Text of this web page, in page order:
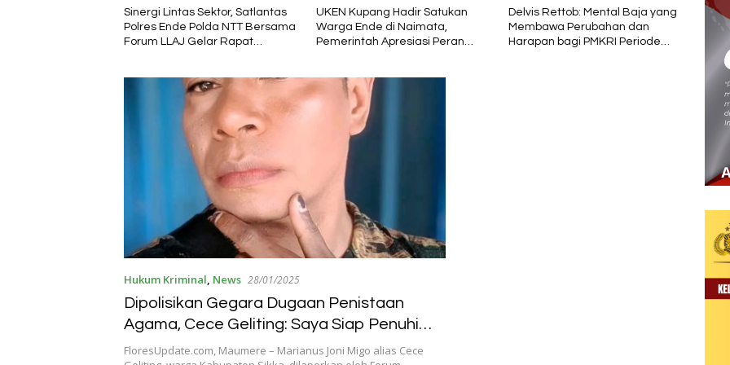
UKEN Kupang Hadir Satukan
Warga Ende di Naimata,
Pemerintah Apresiasi Peran
Delvis Rettob: Mental Baja yang
Membawa Perubahan dan
Harapan bagi PMKRI Periode
PT Sokoria Geothermal
Indonesia Perkuat Kolaborasi
dengan Masyarakat di
Hukum Kriminal, News 28/01/2025
Dipolisikan Gegara Dugaan Penistaan
Agama, Cece Geliting: Saya Siap Penuhi
Panggilan Polisi
FloresUpdate.com, Maumere – Marianus Joni Migo alias Cece